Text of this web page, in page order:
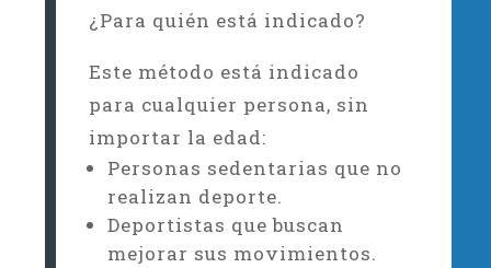
¿Para quién está indicado?
Este método está indicado
para cualquier persona, sin
importar la edad:
Personas sedentarias que no
realizan deporte.
Deportistas que buscan
mejorar sus movimientos.